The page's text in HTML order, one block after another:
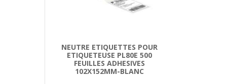
NEUTRE ETIQUETTES POUR
ETIQUETEUSE PL80E 500
FEUILLES ADHESIVES
102X152MM-BLANC